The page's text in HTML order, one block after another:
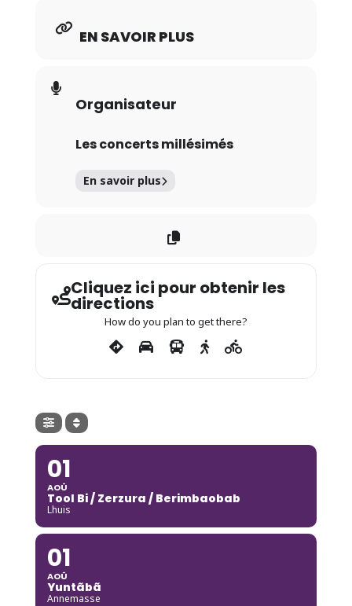
EN SAVOIR PLUS
Organisateur
Les concerts millésimés
En savoir plus
Cliquez ici pour obtenir les
directions
How do you plan to get there?
01
AOÛ
Tool Bi / Zerzura / Berimbaobab
Lhuis
01
AOÛ
Yuntãbã
Annemasse